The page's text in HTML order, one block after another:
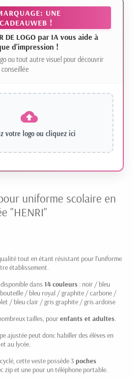
UNE
!
DE LOGO par IA vous aide à
d'impression !
ou tout autre visuel pour découvrir
votre logo ou cliquez ici
uniforme scolaire en
"HENRI"
tout en étant résistant pour l'uniforme
établissement.
dans14 couleurs : noir / bleu
/ bleu royal / graphite / carbone /
/ bleu clair / gris graphite / gris ardoise
tailles, pourenfants et adultes
ajustée peut donc habiller des élèves en
au lycée.
cette veste possède 3 poches
zip et une pour un téléphone portable.